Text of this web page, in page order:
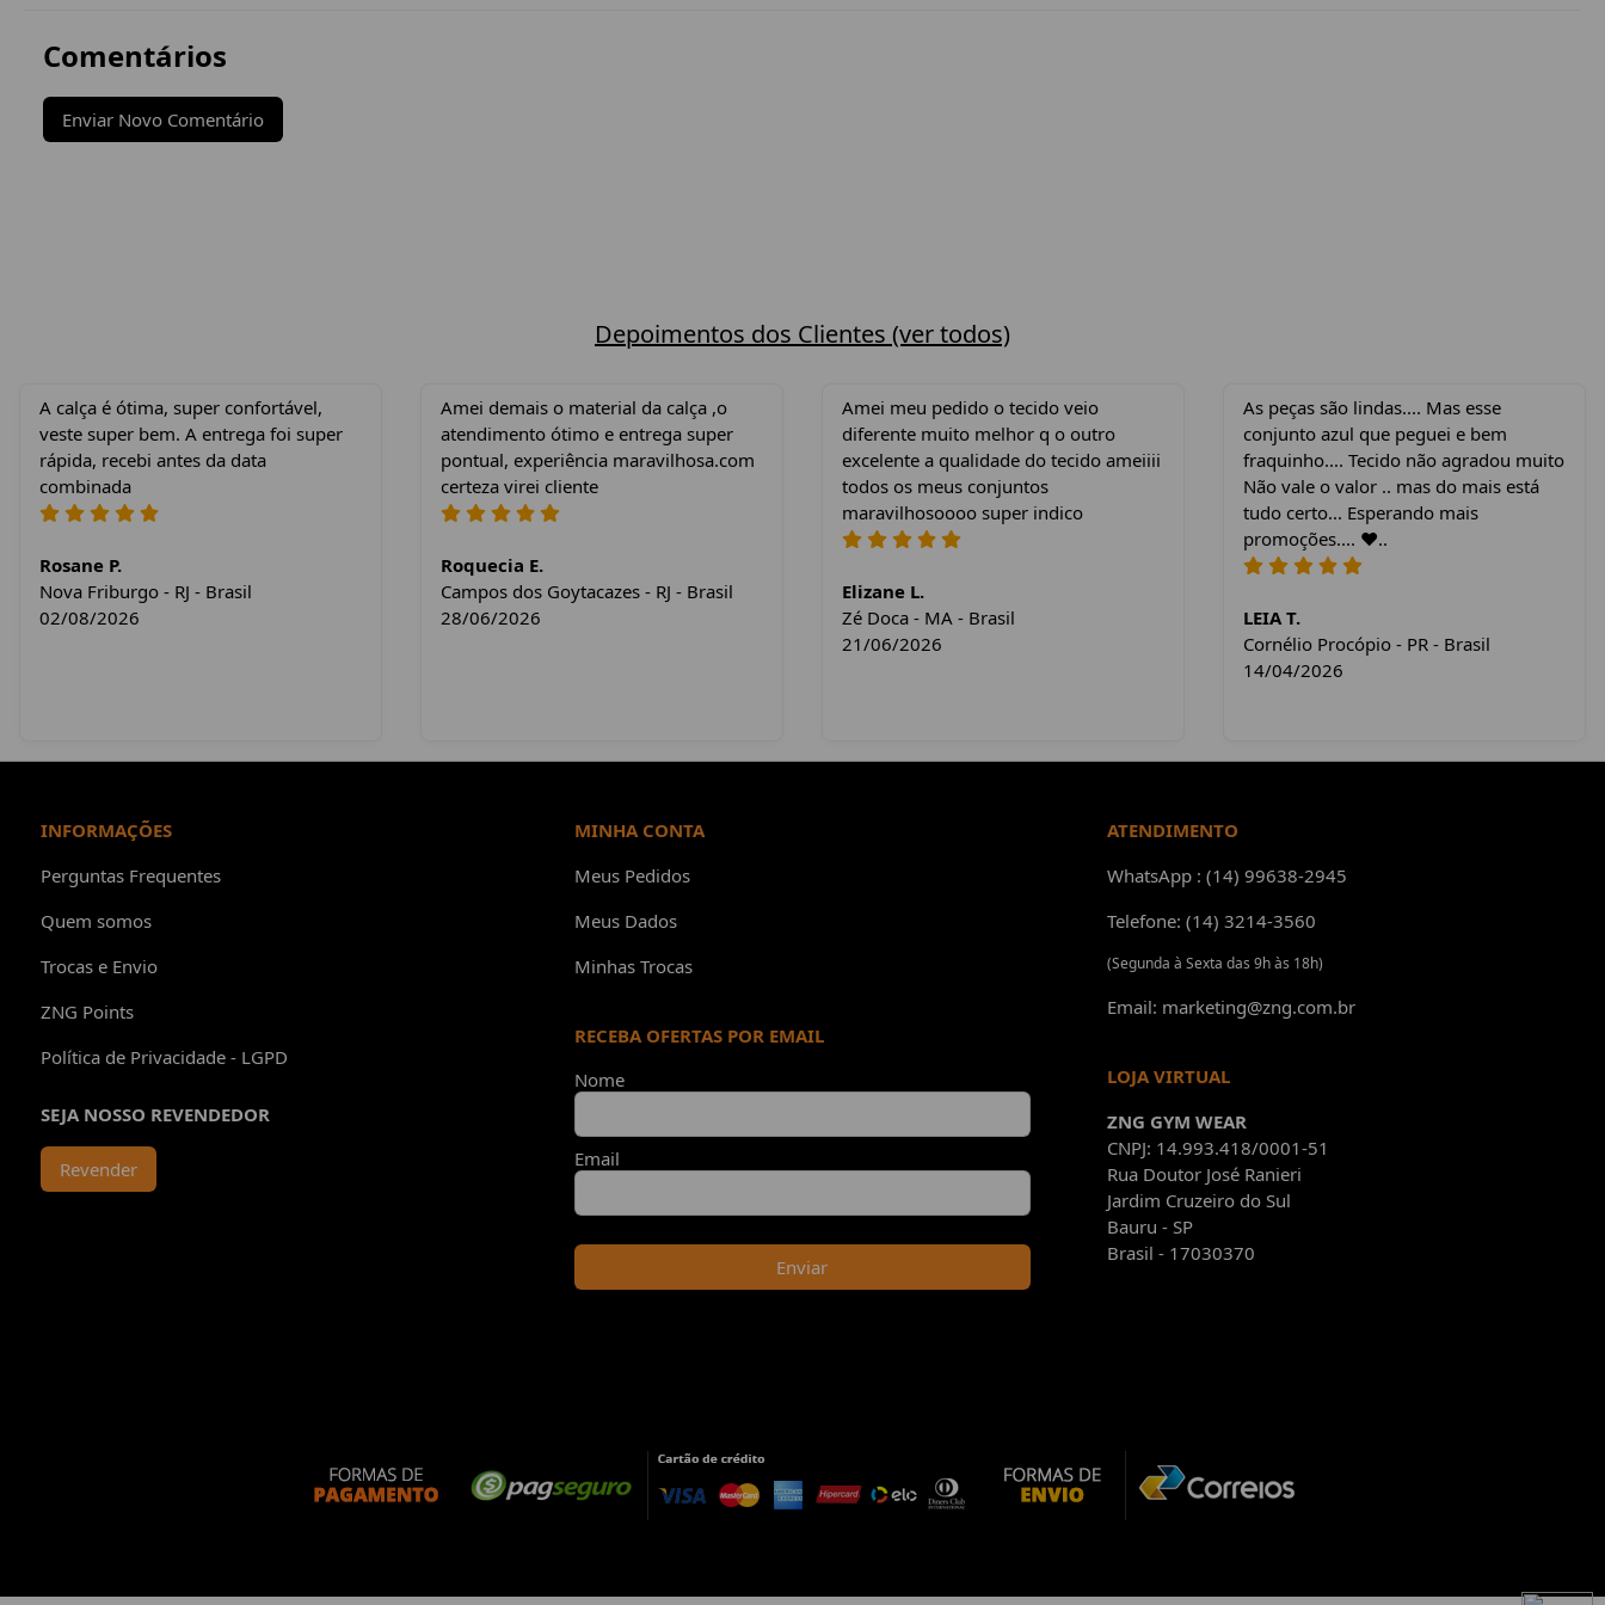
Comentários
Enviar Novo Comentário
Depoimentos dos Clientes (ver todos)
A calça é ótima, super confortável,
veste super bem. A entrega foi super
rápida, recebi antes da data
combinada
Rosane P.
Nova Friburgo - RJ - Brasil
02/08/2026
Amei demais o material da calça ,o
atendimento ótimo e entrega super
pontual, experiência maravilhosa.com
certeza virei cliente
Roquecia E.
Campos dos Goytacazes - RJ - Brasil
28/06/2026
Amei meu pedido o tecido veio
diferente muito melhor q o outro
excelente a qualidade do tecido ameiiii
todos os meus conjuntos
maravilhosoooo super indico
Elizane L.
Zé Doca - MA - Brasil
21/06/2026
As peças são lindas.... Mas esse
conjunto azul que peguei e bem
fraquinho.... Tecido não agradou muito
Não vale o valor .. mas do mais está
tudo certo... Esperando mais
promoções.... ❤️..
LEIA T.
Cornélio Procópio - PR - Brasil
14/04/2026
INFORMAÇÕES
Perguntas Frequentes
Quem somos
Trocas e Envio
ZNG Points
Política de Privacidade - LGPD
SEJA NOSSO REVENDEDOR
Revender
MINHA CONTA
Meus Pedidos
Meus Dados
Minhas Trocas
RECEBA OFERTAS POR EMAIL
Nome
Email
Enviar
ATENDIMENTO
WhatsApp : (14) 99638-2945
Telefone: (14) 3214-3560
(Segunda à Sexta das 9h às 18h)
Email: marketing@zng.com.br
LOJA VIRTUAL
ZNG GYM WEAR
CNPJ: 14.993.418/0001-51
Rua Doutor José Ranieri
Jardim Cruzeiro do Sul
Bauru - SP
Brasil - 17030370